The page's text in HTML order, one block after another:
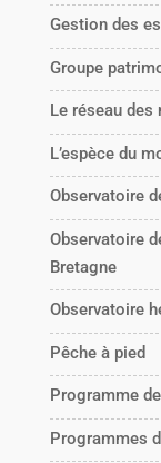
Gestion des
Groupe
Le réseau
L’espèce du
Observatoire
Observatoire
Bretagne
Observatoire
Pêche à pied
Programme
Programmes